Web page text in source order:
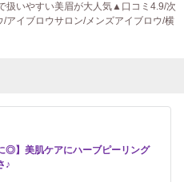
扱いやすい美眉が大人気▲口コミ4.9/次
アイブロウサロン/メンズアイブロウ/横
◎】美肌ケアにハーブピーリング
♪